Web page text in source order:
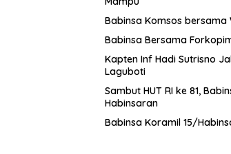
Babinsa Komsos
Babinsa Bersama
Kapten Inf Hadi Sutrisno
Laguboti
Sambut HUT RI ke 81,
Habinsaran
Babinsa Koramil 15/